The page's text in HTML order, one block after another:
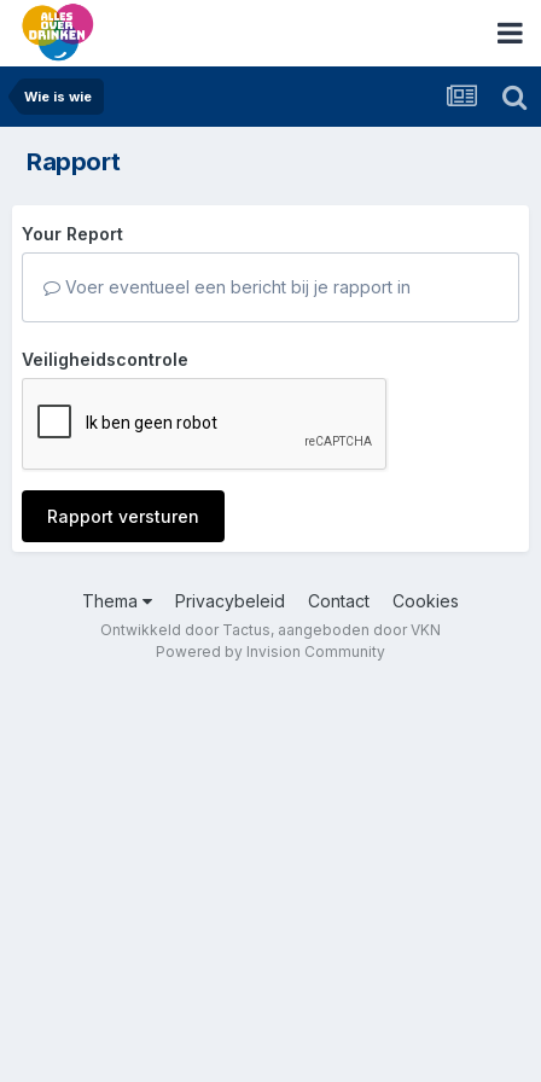
Wie is wie
Rapport
Your Report
Voer eventueel een bericht bij je rapport in
Veiligheidscontrole
Rapport versturen
Thema Privacybeleid Contact Cookies
Ontwikkeld door Tactus, aangeboden door VKN
Powered by Invision Community